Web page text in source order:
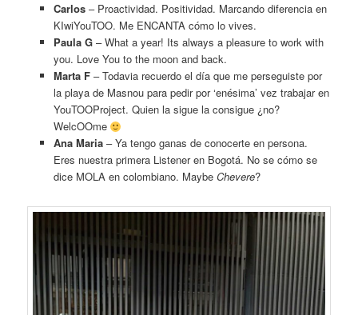
Carlos– Proactividad. Positividad. Marcando diferencia en
KIwiYouTOO. Me ENCANTA cómo lo vives.
Paula G– What a year! Its always a pleasure to work with
you. Love You to the moon and back.
Marta F– Todavia recuerdo el día que me perseguiste por
la playa de Masnou para pedir por ‘enésima’ vez trabajar en
YouTOOProject. Quien la sigue la consigue ¿no?
WelcOOme
Ana Maria– Ya tengo ganas de conocerte en persona.
Eres nuestra primera Listener en Bogotá. No se cómo se
dice MOLA en colombiano. Maybe Chevere?